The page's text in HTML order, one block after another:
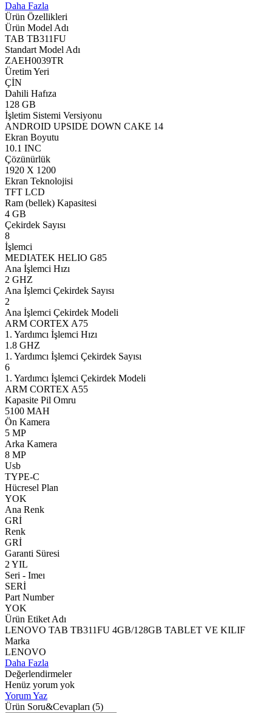
Daha Fazla
Ürün Özellikleri
Ürün Model Adı
TAB TB311FU
Standart Model Adı
ZAEH0039TR
Üretim Yeri
ÇİN
Dahili Hafıza
128 GB
İşletim Sistemi Versiyonu
ANDROID UPSIDE DOWN CAKE 14
Ekran Boyutu
10.1 INC
Çözünürlük
1920 X 1200
Ekran Teknolojisi
TFT LCD
Ram (bellek) Kapasitesi
4 GB
Çekirdek Sayısı
8
İşlemci
MEDIATEK HELIO G85
Ana İşlemci Hızı
2 GHZ
Ana İşlemci Çekirdek Sayısı
2
Ana İşlemci Çekirdek Modeli
ARM CORTEX A75
1. Yardımcı İşlemci Hızı
1.8 GHZ
1. Yardımcı İşlemci Çekirdek Sayısı
6
1. Yardımcı İşlemci Çekirdek Modeli
ARM CORTEX A55
Kapasite Pil Omru
5100 MAH
Ön Kamera
5 MP
Arka Kamera
8 MP
Usb
TYPE-C
Hücresel Plan
YOK
Ana Renk
GRİ
Renk
GRİ
Garanti Süresi
2 YIL
Seri - Imeı
SERİ
Part Number
YOK
Ürün Etiket Adı
LENOVO TAB TB311FU 4GB/128GB TABLET VE KILIF
Marka
LENOVO
Daha Fazla
Değerlendirmeler
Henüz yorum yok
Yorum Yaz
Ürün Soru&Cevapları (5)